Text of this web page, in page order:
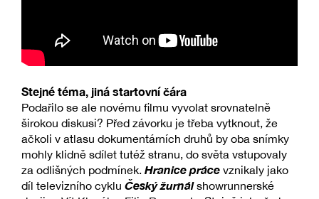
Stejné téma, jiná startovní čára
Podařilo se ale novému filmu vyvolat srovnatelně
širokou diskusi? Před závorku je třeba vytknout, že
ačkoli v atlasu dokumentárních druhů by oba snímky
mohly klidně sdílet tutéž stranu, do světa vstupovaly
za odlišných podmínek. Hranice práce vznikaly jako
díl televizního cyklu Český žurnálshowrunnerské